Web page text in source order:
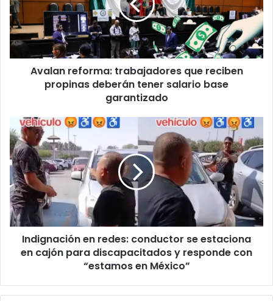
reciben
propinas
deberán
tener
salario
garantizado
Avalan reforma: trabajadores que reciben
propinas deberán tener salario base
garantizado
Indignación
en
redes:
conductor
se
estaciona
en
cajón
para
discapacitados
“estamos
Indignación en redes: conductor se estaciona
en cajón para discapacitados y responde con
“estamos en México”